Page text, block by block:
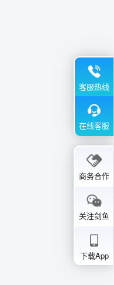
客服热线
在线客服
商务合作
关注剑鱼
下载App